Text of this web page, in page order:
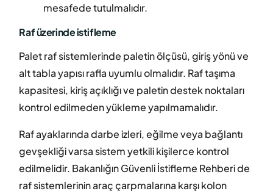
mesafede tutulmalıdır.
Raf üzerinde istifleme
Palet raf sistemlerinde paletin ölçüsü, giriş yönü ve
alt tabla yapısı rafla uyumlu olmalıdır. Raf taşıma
kapasitesi, kiriş açıklığı ve paletin destek noktaları
kontrol edilmeden yükleme yapılmamalıdır.
Raf ayaklarında darbe izleri, eğilme veya bağlantı
gevşekliği varsa sistem yetkili kişilerce kontrol
edilmelidir. Bakanlığın Güvenli İstifleme Rehberi de
raf sistemlerinin araç çarpmalarına karşı kolon